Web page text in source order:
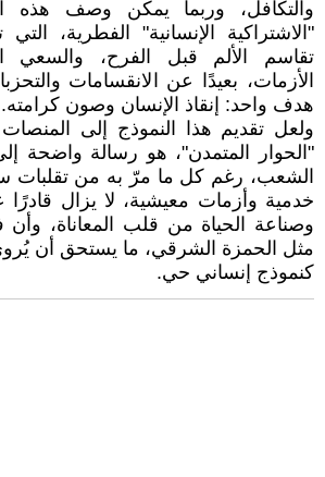
والتكافل، وربما يمكن وصف هذه
"الاشتراكية الإنسانية" الفطرية،
تقاسم الألم قبل الفرح، والسعي
الأزمات، بعيدًا عن الانقسامات
هدف واحد: إنقاذ الإنسان وصون كرامته.
ولعل تقديم هذا النموذج إلى المنصات
"الحوار المتمدن"، هو رسالة واضحة
الشعب، رغم كل ما مرّ به من تقلبات
خدمية وأزمات معيشية، لا يزال قادرًا
وصناعة الحياة من قلب المعاناة،
مثل الحمزة الشرقي، ما يستحق أن
كنموذج إنساني حي.